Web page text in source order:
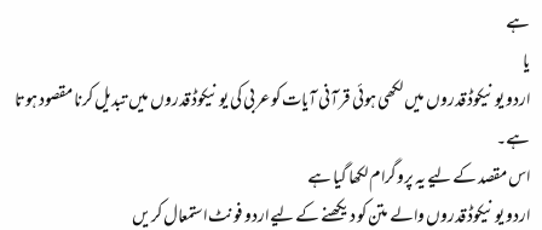
ہے
یا
اردو یونیکوڈ قدروں میں لکھی ہوئی قرآنی آیات کو عربی کی یونیکوڈ قدروں میں تبدیل کرنا مقصود ہوتا
ہے۔
اس مقصد کے لیے یہ پروگرام لکھا گیا ہے
اردو یونیکوڈ قدروں والے متن کو دیکھنے کے لیے اردو فونٹ استمعال کریں